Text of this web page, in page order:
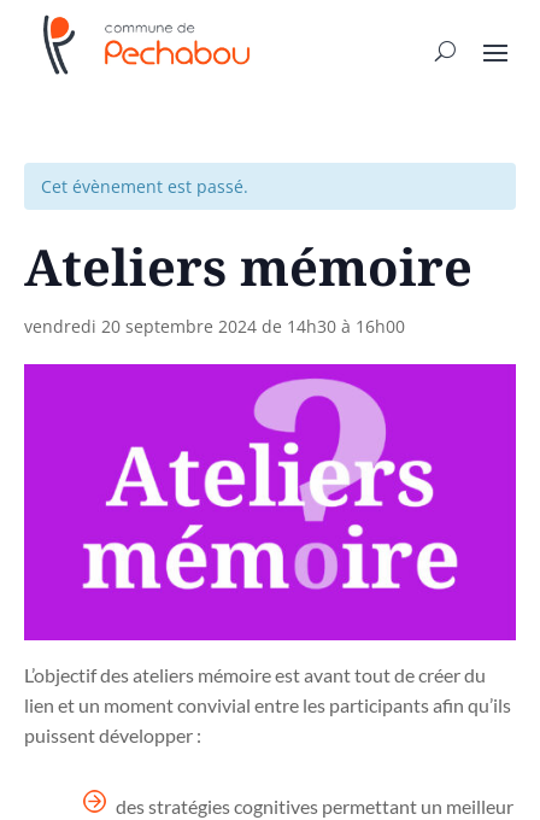
Cet évènement est passé.
Ateliers mémoire
vendredi 20 septembre 2024 de 14h30 à 16h00
L’objectif des ateliers mémoire est avant tout de créer du
lien et un moment convivial entre les participants afin qu’ils
puissent développer :
des stratégies cognitives permettant un meilleur